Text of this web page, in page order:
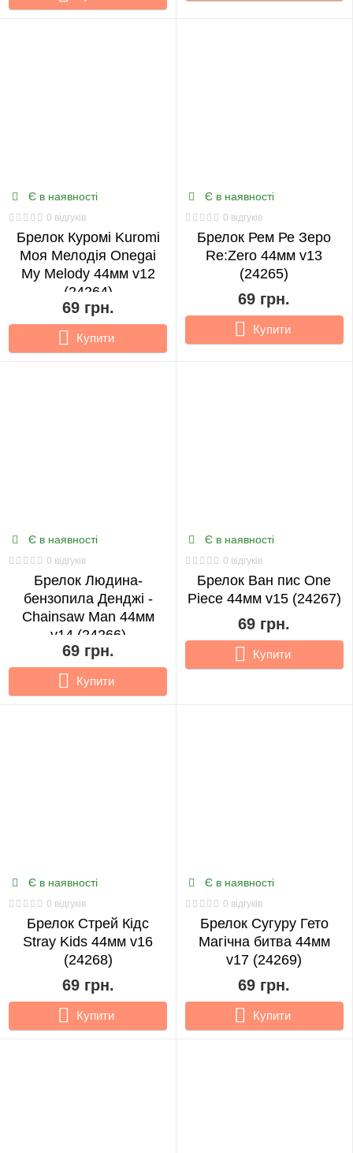
Є в наявності
0 відгуків
Брелок Куромі Kuromi
Моя Мелодія Onegai
My Melody 44мм v12
(24264)
69 грн.
Купити
Є в наявності
0 відгуків
Брелок Рем Ре Зеро
Re:Zero 44мм v13
(24265)
69 грн.
Купити
Є в наявності
0 відгуків
Брелок Людина-
бензопила Денджі -
Chainsaw Man 44мм
v14 (24266)
69 грн.
Купити
Є в наявності
0 відгуків
Брелок Ван пис One
Piece 44мм v15 (24267)
69 грн.
Купити
Є в наявності
0 відгуків
Брелок Стрей Кідс
Stray Kids 44мм v16
(24268)
69 грн.
Купити
Є в наявності
0 відгуків
Брелок Сугуру Гето
Магічна битва 44мм
v17 (24269)
69 грн.
Купити